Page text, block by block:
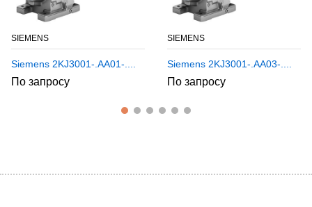
SIEMENS
Siemens 2KJ3001-.AA01-....
По запросу
SIEMENS
Siemens 2KJ3001-.AA03-....
По запросу